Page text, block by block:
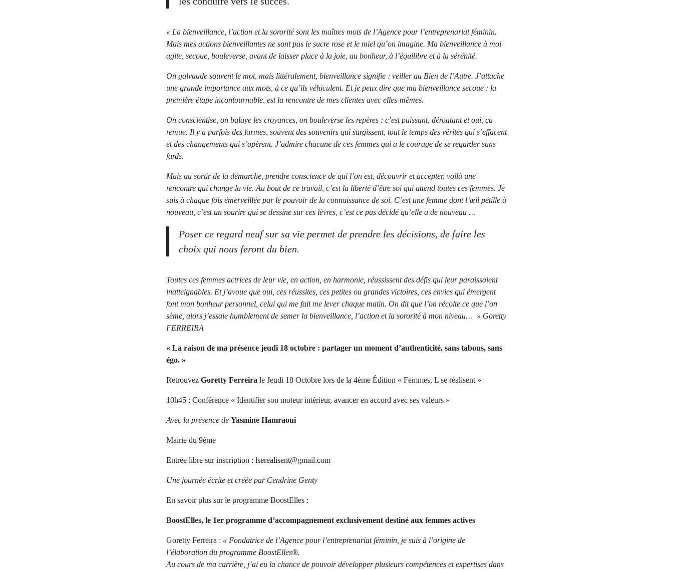
« La bienveillance, l’action et la sororité sont les maîtres mots de l’Agence pour l’entreprenariat féminin.
Mais mes actions bienveillantes ne sont pas le sucre rose et le miel qu’on imagine. Ma bienveillance à moi
agite, secoue, bouleverse, avant de laisser place à la joie, au bonheur, à l’équilibre et à la sérénité.
On galvaude souvent le mot, mais littéralement, bienveillance signifie : veiller au Bien de l’Autre. J’attache
une grande importance aux mots, à ce qu’ils véhiculent. Et je peux dire que ma bienveillance secoue : la
première étape incontournable, est la rencontre de mes clientes avec elles-mêmes.
On conscientise, on balaye les croyances, on bouleverse les repères : c’est puissant, déroutant et oui, ça
remue. Il y a parfois des larmes, souvent des souvenirs qui surgissent, tout le temps des vérités qui s’effacent
et des changements qui s’opèrent. J’admire chacune de ces femmes qui a le courage de se regarder sans
fards.
Mais au sortir de la démarche, prendre conscience de qui l’on est, découvrir et accepter, voilà une
rencontre qui change la vie. Au bout de ce travail, c’est la liberté d’être soi qui attend toutes ces femmes. Je
suis à chaque fois émerveillée par le pouvoir de la connaissance de soi. C’est une femme dont l’œil pétille à
nouveau, c’est un sourire qui se dessine sur ces lèvres, c’est ce pas décidé qu’elle a de nouveau …
Poser ce regard neuf sur sa vie permet de prendre les décisions, de faire les
choix qui nous feront du bien.
Toutes ces femmes actrices de leur vie, en action, en harmonie, réussissent des défis qui leur paraissaient
inatteignables. Et j’avoue que oui, ces réussites, ces petites ou grandes victoires, ces envies qui émergent
font mon bonheur personnel, celui qui me fait me lever chaque matin. On dit que l’on récolte ce que l’on
sème, alors j’essaie humblement de semer la bienveillance, l’action et la sororité à mon niveau… » Goretty
FERREIRA
« La raison de ma présence jeudi 18 octobre : partager un moment d’authenticité, sans tabous, sans
égo. »
Retrouvez Goretty Ferreira le Jeudi 18 Octobre lors de la 4ème Édition « Femmes, L se réalisent »
10h45 : Conférence « Identifier son moteur intérieur, avancer en accord avec ses valeurs »
Avec la présence de Yasmine Hamraoui
Mairie du 9ème
Entrée libre sur inscription : lserealisent@gmail.com
Une journée écrite et créée par Cendrine Genty
En savoir plus sur le programme BoostElles :
BoostElles, le 1er programme d’accompagnement exclusivement destiné aux femmes actives
Goretty Ferreira : « Fondatrice de l’Agence pour l’entreprenariat féminin, je suis à l’origine de
l’élaboration du programme BoostElles®.
Au cours de ma carrière, j’ai eu la chance de pouvoir développer plusieurs compétences et expertises dans